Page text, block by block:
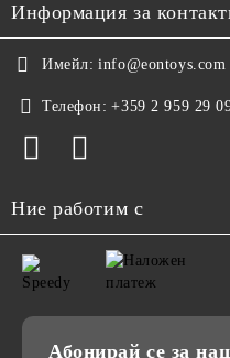
Информация за
Имейл: info@eontoys.com
Телефон: +359 2 959 29
Ние работим с
Абонирай се за